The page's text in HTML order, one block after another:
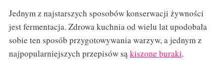
Jednym z najstarszych sposobów konserwacji żywności
jest fermentacja. Zdrowa kuchnia od wielu lat upodobała
sobie ten sposób przygotowywania warzyw, a jednym z
najpopularniejszych przepisów sąkiszone buraki.